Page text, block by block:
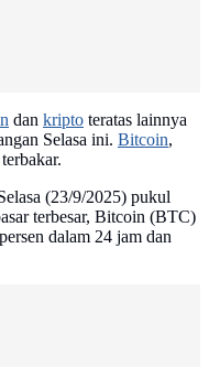
dan kripto teratas lainnya
Selasa ini. Bitcoin,
(23/9/2025) pukul
terbesar, Bitcoin (BTC)
dalam 24 jam dan